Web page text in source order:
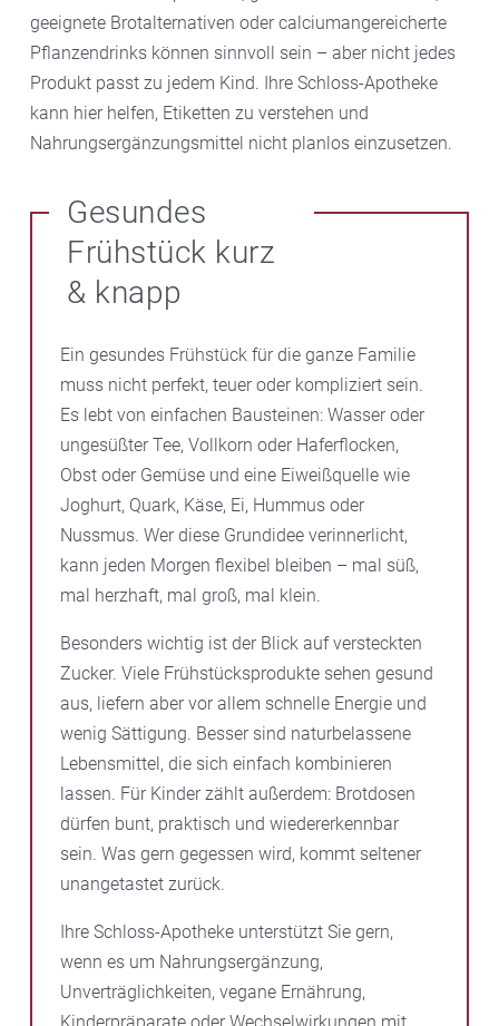
geeignete Brotalternativen oder calciumangereicherte
Pflanzendrinks können sinnvoll sein – aber nicht jedes
Produkt passt zu jedem Kind. Ihre Schloss-Apotheke
kann hier helfen, Etiketten zu verstehen und
Nahrungsergänzungsmittel nicht planlos einzusetzen.
Gesundes
Frühstück kurz
& knapp
Ein gesundes Frühstück für die ganze Familie
muss nicht perfekt, teuer oder kompliziert sein.
Es lebt von einfachen Bausteinen: Wasser oder
ungesüßter Tee, Vollkorn oder Haferflocken,
Obst oder Gemüse und eine Eiweißquelle wie
Joghurt, Quark, Käse, Ei, Hummus oder
Nussmus. Wer diese Grundidee verinnerlicht,
kann jeden Morgen flexibel bleiben – mal süß,
mal herzhaft, mal groß, mal klein.
Besonders wichtig ist der Blick auf versteckten
Zucker. Viele Frühstücksprodukte sehen gesund
aus, liefern aber vor allem schnelle Energie und
wenig Sättigung. Besser sind naturbelassene
Lebensmittel, die sich einfach kombinieren
lassen. Für Kinder zählt außerdem: Brotdosen
dürfen bunt, praktisch und wiedererkennbar
sein. Was gern gegessen wird, kommt seltener
unangetastet zurück.
Ihre Schloss-Apotheke unterstützt Sie gern,
wenn es um Nahrungsergänzung,
Unverträglichkeiten, vegane Ernährung,